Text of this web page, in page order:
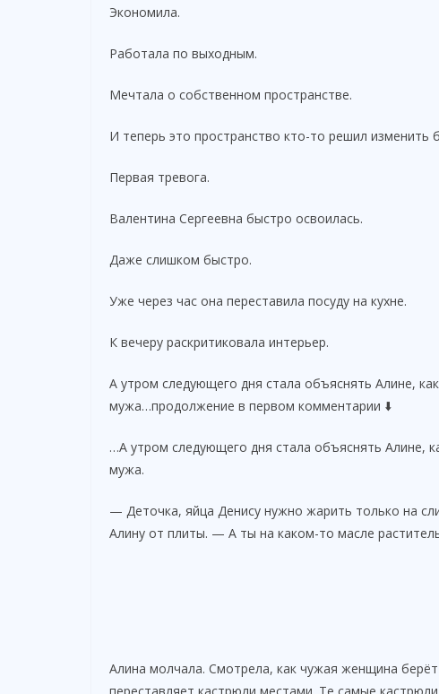
Экономила.
Работала по выходным.
Мечтала о собственном пространстве.
И теперь это пространство кто-то решил изменить
Первая тревога.
Валентина Сергеевна быстро освоилась.
Даже слишком быстро.
Уже через час она переставила посуду на кухне.
К вечеру раскритиковала интерьер.
А утром следующего дня стала объяснять Алине,
мужа…продолжение в первом комментарии ⬇️
…А утром следующего дня стала объяснять Алине,
мужа.
— Деточка, яйца Денису нужно жарить только на
Алину от плиты. — А ты на каком-то масле
Алина молчала. Смотрела, как чужая женщина